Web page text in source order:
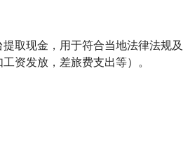
取现金，用于符合当地法律法规及
资发放，差旅费支出等）。